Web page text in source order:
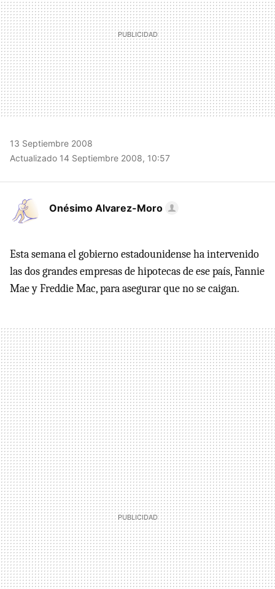
13 Septiembre 2008
Actualizado 14 Septiembre 2008, 10:57
Onésimo Alvarez-Moro
Esta semana el gobierno estadounidense ha intervenido
las dos grandes empresas de hipotecas de ese país, Fannie
Mae y Freddie Mac, para asegurar que no se caigan.